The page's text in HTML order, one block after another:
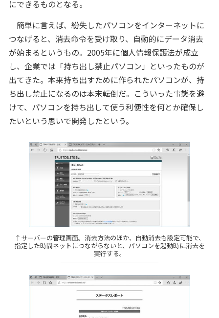
にできるものとなる。
簡単に言えば、紛失したパソコンをインターネットに
つなげると、消去命令を受け取り、自動的にデータ消去
が始まるというもの。2005年に個人情報保護法が成立
し、企業では「持ち出し禁止パソコン」といったものが
出てきた。本来持ち出すために作られたパソコンが、持
ち出し禁止になるのは本末転倒だ。こういった事態を避
けて、パソコンを持ち出して使う利便性を何とか確保し
たいという思いで開発したという。
↑サーバーの管理画面。消去方法のほか、自動消去も設定可能で、
指定した時間ネットにつながらないと、パソコンを起動時に消去を
実行する。